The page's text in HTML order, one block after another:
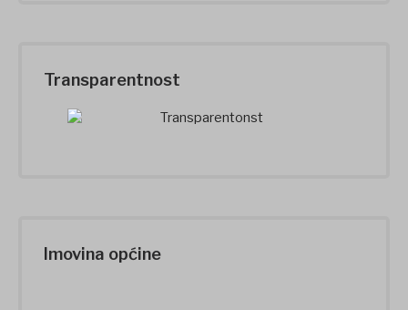
Transparentnost
Imovina općine